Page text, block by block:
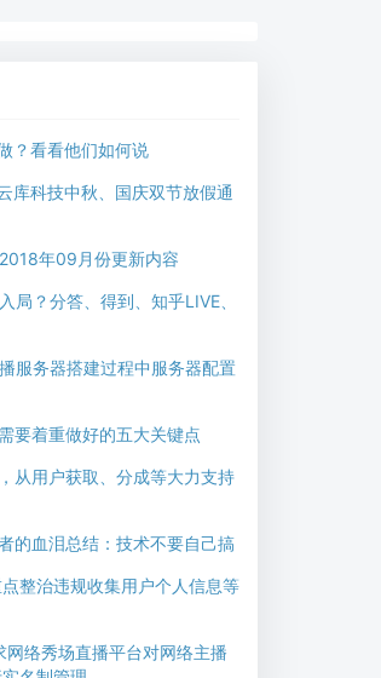
？看看他们如何说
库科技中秋、国庆双节放假通
年09月份更新内容
局？分答、得到、知乎LIVE、
服务器搭建过程中服务器配置
要着重做好的五大关键点
从用户获取、分成等大力支持
的血泪总结：技术不要自己搞
整治违规收集用户个人信息等
网络秀场直播平台对网络主播